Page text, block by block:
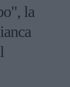
la